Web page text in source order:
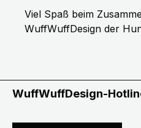
Viel Spaß beim
WuffWuffDesign der
WuffWuffDesign-